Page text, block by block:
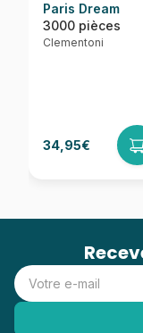
Paris Dream
3000 pièces
Clementoni
34,95€